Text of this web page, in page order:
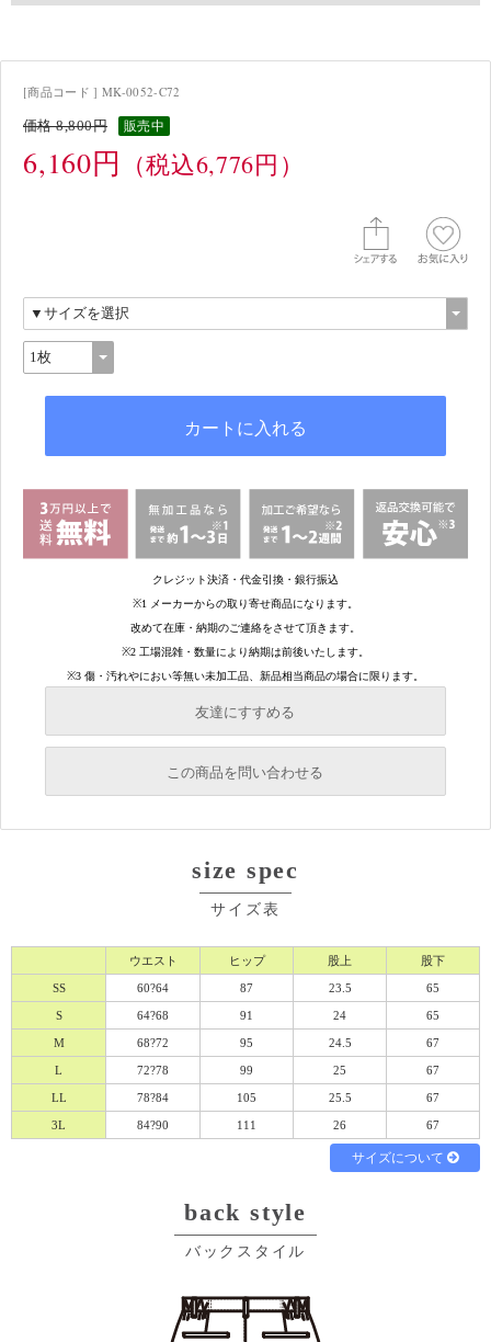
[商品コード ] MK-0052-C72
価格 8,800円 販売中
6,160円 （税込6,776円）
友達にすすめる
必須
必須
この商品を問い合わせる
必須
プライバシーポリシーをご確認ください。
size spec
サイズ表
ウエスト ヒップ 股上 股下
SS 60?64 87 23.5 65
S 64?68 91 24 65
M 68?72 95 24.5 67
L 72?78 99 25 67
LL 78?84 105 25.5 67
3L 84?90 111 26 67
サイズについて
back style
バックスタイル